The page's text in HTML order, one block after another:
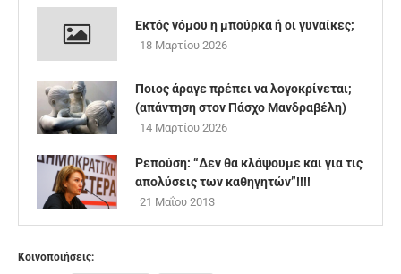
Εκτός νόμου η μπούρκα ή οι γυναίκες;
18 Μαρτίου 2026
Ποιος άραγε πρέπει να λογοκρίνεται;
(απάντηση στον Πάσχο Μανδραβέλη)
14 Μαρτίου 2026
Ρεπούση: “Δεν θα κλάψουμε και για τις
απολύσεις των καθηγητών”!!!!
21 Μαΐου 2013
Κοινοποιήσεις: